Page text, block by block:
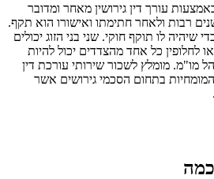
עורך דין גירושין מאחר ומדובר
רבות ולאחר חתימתו ואישורו הוא תקף.
לו תוקף חוקי. שני בני הזוג יכולים
לחלופין כל אחד מהצדדים יכול להיות
מו"מ. מומלץ לשכור שירותי עורכת דין
בתחום הסכמי גירושים אשר